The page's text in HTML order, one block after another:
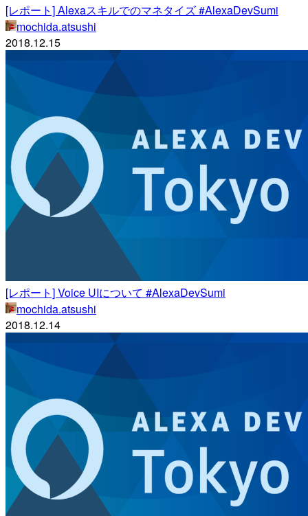
[レポート] Alexaスキルでのマネタイズ #AlexaDevSumi
mochida.atsushi
2018.12.15
[レポート] Voice UIについて #AlexaDevSumi
mochida.atsushi
2018.12.14